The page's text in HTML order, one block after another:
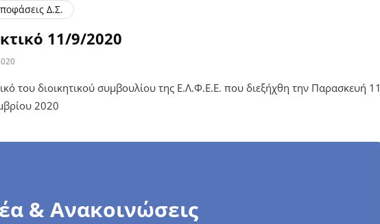
Δ.Σ.
11/9/2020
του διοικητικού συμβουλίου της Ε.Λ.Φ.Ε.Ε. που διεξήχθη την Παρασκευή 11
2020
& Ανακοινώσεις